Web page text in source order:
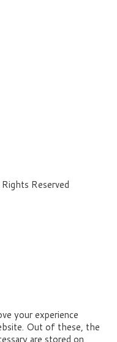
Reserved
your experience
Out of these, the
are stored on